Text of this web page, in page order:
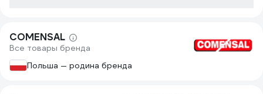
COMENSAL
Все товары бренда
Польша — родина бренда